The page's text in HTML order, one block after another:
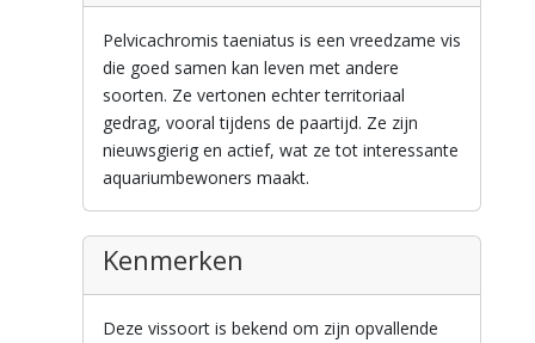
Pelvicachromis taeniatus is een vreedzame vis
die goed samen kan leven met andere
soorten. Ze vertonen echter territoriaal
gedrag, vooral tijdens de paartijd. Ze zijn
nieuwsgierig en actief, wat ze tot interessante
aquariumbewoners maakt.
Kenmerken
Deze vissoort is bekend om zijn opvallende